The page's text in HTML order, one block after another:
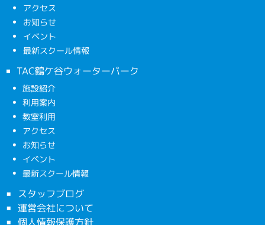
アクセス
お知らせ
イベント
最新スクール情報
TAC鶴ケ谷ウォーターパーク
施設紹介
利用案内
教室利用
アクセス
お知らせ
イベント
最新スクール情報
スタッフブログ
運営会社について
個人情報保護方針